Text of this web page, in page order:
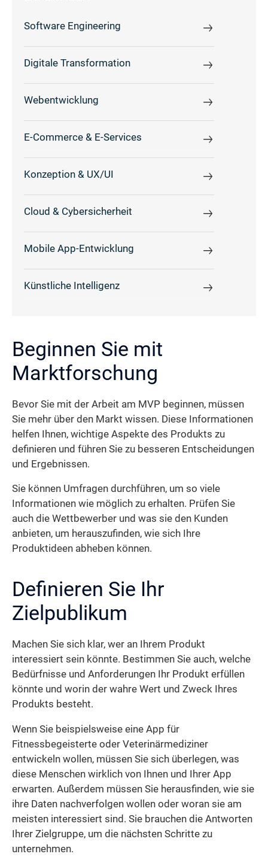
Software Engineering
Digitale Transformation
Webentwicklung
E-Commerce & E-Services
Konzeption & UX/UI
Cloud & Cybersicherheit
Mobile App-Entwicklung
Künstliche Intelligenz
Beginnen Sie mit
Marktforschung
Bevor Sie mit der Arbeit am MVP beginnen, müssen
Sie mehr über den Markt wissen. Diese Informationen
helfen Ihnen, wichtige Aspekte des Produkts zu
definieren und führen Sie zu besseren Entscheidungen
und Ergebnissen.
Sie können Umfragen durchführen, um so viele
Informationen wie möglich zu erhalten. Prüfen Sie
auch die Wettbewerber und was sie den Kunden
anbieten, um herauszufinden, wie sich Ihre
Produktideen abheben können.
Definieren Sie Ihr
Zielpublikum
Machen Sie sich klar, wer an Ihrem Produkt
interessiert sein könnte. Bestimmen Sie auch, welche
Bedürfnisse und Anforderungen Ihr Produkt erfüllen
könnte und worin der wahre Wert und Zweck Ihres
Produkts besteht.
Wenn Sie beispielsweise eine App für
Fitnessbegeisterte oder Veterinärmediziner
entwickeln wollen, müssen Sie sich überlegen, was
diese Menschen wirklich von Ihnen und Ihrer App
erwarten. Außerdem müssen Sie herausfinden, wie sie
ihre Daten nachverfolgen wollen oder woran sie am
meisten interessiert sind. Sie brauchen die Antworten
Ihrer Zielgruppe, um die nächsten Schritte zu
unternehmen.